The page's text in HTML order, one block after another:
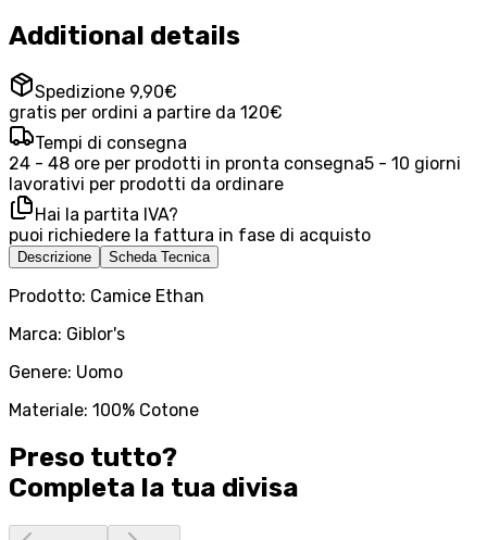
Additional details
Spedizione 9,90€
gratis per ordini a partire da 120€
Tempi di consegna
24 - 48 ore per prodotti in pronta consegna5 - 10 giorni
lavorativi per prodotti da ordinare
Hai la partita IVA?
puoi richiedere la fattura in fase di acquisto
Descrizione Scheda Tecnica
Prodotto: Camice Ethan
Marca: Giblor's
Genere: Uomo
Materiale: 100% Cotone
Preso tutto?
Completa la tua divisa